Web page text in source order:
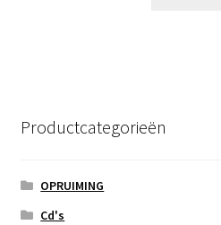
Productcategorieën
OPRUIMING
Cd's